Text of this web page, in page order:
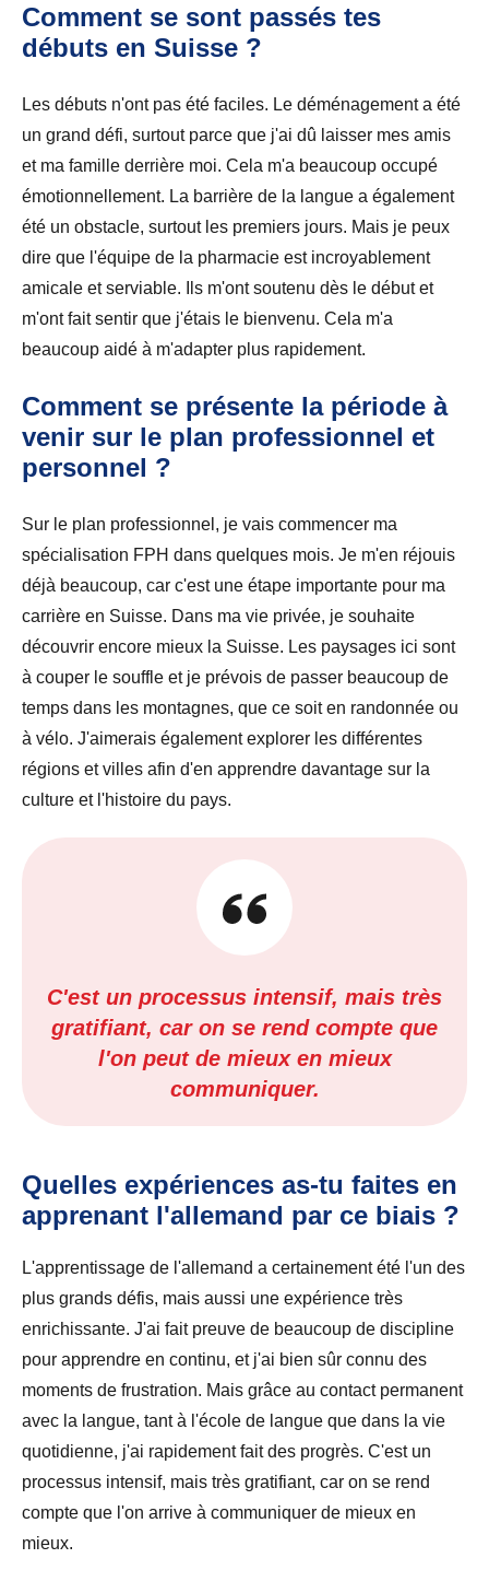
Comment se sont passés tes
débuts en Suisse ?
Les débuts n'ont pas été faciles. Le déménagement a été
un grand défi, surtout parce que j'ai dû laisser mes amis
et ma famille derrière moi. Cela m'a beaucoup occupé
émotionnellement. La barrière de la langue a également
été un obstacle, surtout les premiers jours. Mais je peux
dire que l'équipe de la pharmacie est incroyablement
amicale et serviable. Ils m'ont soutenu dès le début et
m'ont fait sentir que j'étais le bienvenu. Cela m'a
beaucoup aidé à m'adapter plus rapidement.
Comment se présente la période à
venir sur le plan professionnel et
personnel ?
Sur le plan professionnel, je vais commencer ma
spécialisation FPH dans quelques mois. Je m'en réjouis
déjà beaucoup, car c'est une étape importante pour ma
carrière en Suisse. Dans ma vie privée, je souhaite
découvrir encore mieux la Suisse. Les paysages ici sont
à couper le souffle et je prévois de passer beaucoup de
temps dans les montagnes, que ce soit en randonnée ou
à vélo. J'aimerais également explorer les différentes
régions et villes afin d'en apprendre davantage sur la
culture et l'histoire du pays.
C'est un processus intensif, mais très
gratifiant, car on se rend compte que
l'on peut de mieux en mieux
communiquer.
Quelles expériences as-tu faites en
apprenant l'allemand par ce biais ?
L'apprentissage de l'allemand a certainement été l'un des
plus grands défis, mais aussi une expérience très
enrichissante. J'ai fait preuve de beaucoup de discipline
pour apprendre en continu, et j'ai bien sûr connu des
moments de frustration. Mais grâce au contact permanent
avec la langue, tant à l'école de langue que dans la vie
quotidienne, j'ai rapidement fait des progrès. C'est un
processus intensif, mais très gratifiant, car on se rend
compte que l'on arrive à communiquer de mieux en
mieux.